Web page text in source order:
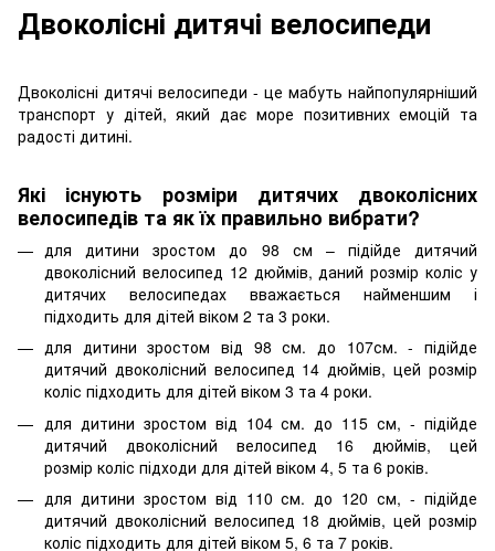
Двоколісні дитячі велосипеди
Двоколісні дитячі велосипеди - це мабуть найпопулярніший
транспорт у дітей, який дає море позитивних емоцій та
радості дитині.
Які існують розміри дитячих двоколісних
велосипедів та як їх правильно вибрати?
для дитини зростом до 98 см – підійде дитячий
двоколісний велосипед 12 дюймів, даний розмір коліс у
дитячих велосипедах вважається найменшим і
підходить для дітей віком 2 та 3 роки.
для дитини зростом від 98 см. до 107см. - підійде
дитячий двоколісний велосипед 14 дюймів, цей розмір
коліс підходить для дітей віком 3 та 4 роки.
для дитини зростом від 104 см. до 115 см, - підійде
дитячий двоколісний велосипед 16 дюймів, цей
розмір коліс підходи для дітей віком 4, 5 та 6 років.
для дитини зростом від 110 см. до 120 см, - підійде
дитячий двоколісний велосипед 18 дюймів, цей розмір
коліс підходить для дітей віком 5, 6 та 7 років.